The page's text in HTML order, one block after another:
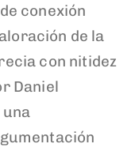
conexión
de la
con nitidez
Daniel
una